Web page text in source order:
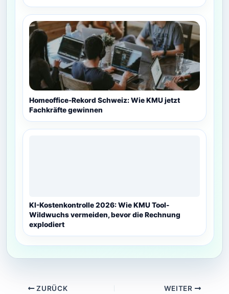
Homeoffice-Rekord Schweiz: Wie KMU jetzt
Fachkräfte gewinnen
KI-Kostenkontrolle 2026: Wie KMU Tool-
Wildwuchs vermeiden, bevor die Rechnung
explodiert
ZURÜCK WEITER